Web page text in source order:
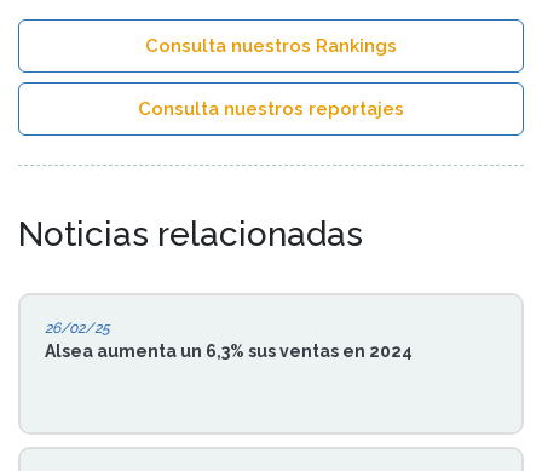
Consulta nuestros Rankings
Consulta nuestros reportajes
Noticias relacionadas
26/02/25
Alsea aumenta un 6,3% sus ventas en 2024